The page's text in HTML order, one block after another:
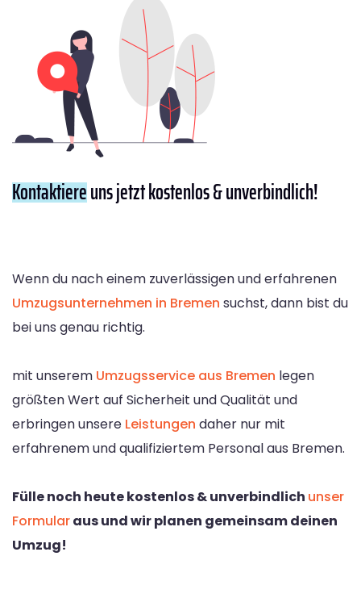
Kontaktiereuns jetzt kostenlos & unverbindlich!
Wenn du nach einem zuverlässigen und erfahrenen
Umzugsunternehmen in Bremen suchst, dann bist du
bei uns genau richtig.
mit unserem Umzugsservice aus Bremen legen
größten Wert auf Sicherheit und Qualität und
erbringen unsere Leistungen daher nur mit
erfahrenem und qualifiziertem Personal aus Bremen.
Fülle noch heute kostenlos & unverbindlich unser
Formularaus und wir planen gemeinsam deinen
Umzug!